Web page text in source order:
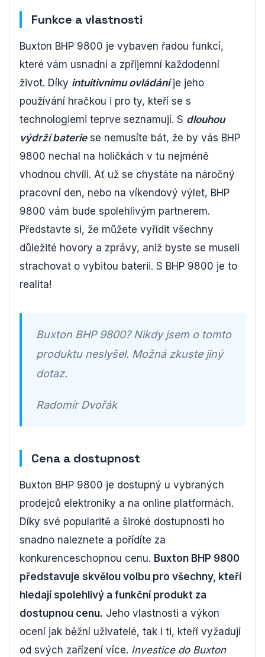
Funkce a vlastnosti
Buxton BHP 9800 je vybaven řadou funkcí,
které vám usnadní a zpříjemní každodenní
život. Díky intuitivnímu ovládáníje jeho
používání hračkou i pro ty, kteří se s
technologiemi teprve seznamují. S dlouhou
výdrží bateriese nemusíte bát, že by vás BHP
9800 nechal na holičkách v tu nejméně
vhodnou chvíli. Ať už se chystáte na náročný
pracovní den, nebo na víkendový výlet, BHP
9800 vám bude spolehlivým partnerem.
Představte si, že můžete vyřídit všechny
důležité hovory a zprávy, aniž byste se museli
strachovat o vybitou baterii. S BHP 9800 je to
realita!
Buxton BHP 9800? Nikdy jsem o tomto
produktu neslyšel. Možná zkuste jiný
dotaz.
Radomír Dvořák
Cena a dostupnost
Buxton BHP 9800 je dostupný u vybraných
prodejců elektroniky a na online platformách.
Díky své popularitě a široké dostupnosti ho
snadno naleznete a pořídíte za
konkurenceschopnou cenu. Buxton BHP 9800
představuje skvělou volbu pro všechny, kteří
hledají spolehlivý a funkční produkt za
dostupnou cenu. Jeho vlastnosti a výkon
ocení jak běžní uživatelé, tak i ti, kteří vyžadují
od svých zařízení více. Investice do Buxton